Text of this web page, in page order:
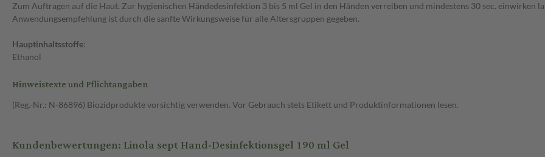
Zum Auftragen auf die Haut. Zur hygienischen Händedesinfektion 3 bis 5 ml Gel in den Händen verreiben und mindestens 30 sec. einwirken
Anwendungsempfehlung ist durch die sanfte Wirkungsweise für alle Altersgruppen gegeben.
Hauptinhaltsstoffe:
Ethanol
Hinweistexte und Pflichtangaben
(Reg.-Nr.: N-86896) Biozidprodukte vorsichtig verwenden. Vor Gebrauch stets Etikett und Produktinformationen lesen.
Kundenbewertungen: Linola sept Hand-Desinfektionsgel 190 ml Gel